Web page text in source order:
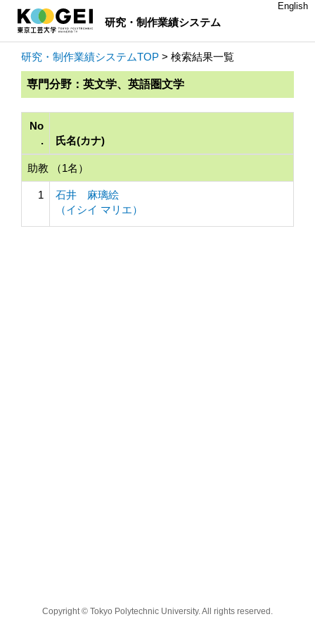
研究・制作業績システム
English
研究・制作業績システムTOP > 検索結果一覧
専門分野：英文学、英語圏文学
No
.
氏名(カナ)
助教 （1名）
1
石井 麻璃絵
（イシイ マリエ）
Copyright © Tokyo Polytechnic University. All rights reserved.